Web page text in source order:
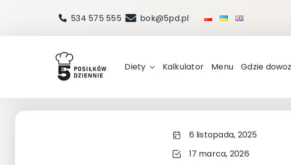
zawartości
534 575 555 bok@5pd.pl
Diety Kalkulator Menu Gdzie
6 listopada, 2025
17 marca, 2026